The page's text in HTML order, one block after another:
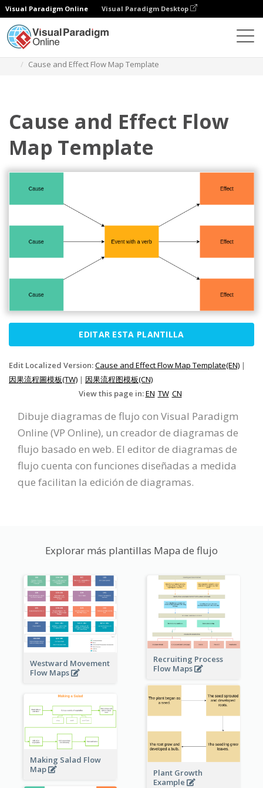
Visual Paradigm Online Visual Paradigm Desktop
Cause and Effect Flow Map Template
Cause and Effect Flow
Map Template
EDITAR ESTA PLANTILLA
Edit Localized Version:Cause and Effect Flow Map Template(EN) |
因果流程圖模板(TW) | 因果流程图模板(CN)
View this page in:EN TW CN
Dibuje diagramas de flujo con Visual Paradigm
Online (VP Online), un creador de diagramas de
flujo basado en web. El editor de diagramas de
flujo cuenta con funciones diseñadas a medida
que facilitan la edición de diagramas.
Explorar más plantillas Mapa de flujo
Westward Movement
Flow Maps
Recruiting Process
Flow Maps
Plant Growth
Example
Making Salad Flow
Map